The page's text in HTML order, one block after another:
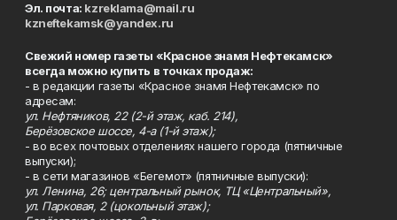
Эл. почта: kzreklama@mail.ru
kzneftekamsk@yandex.ru
Свежий номер газеты «Красное знамя Нефтекамск»
всегда можно купить в точках продаж:
- в редакции газеты «Красное знамя Нефтекамск» по
адресам:
ул. Нефтяников, 22 (2-й этаж, каб. 214),
Берёзовское шоссе, 4-а (1-й этаж);
- во всех почтовых отделениях нашего города (пятничные
выпуски);
- в сети магазинов «Бегемот» (пятничные выпуски):
ул. Ленина, 26; центральный рынок, ТЦ «Центральный»,
ул. Парковая, 2 (цокольный этаж);